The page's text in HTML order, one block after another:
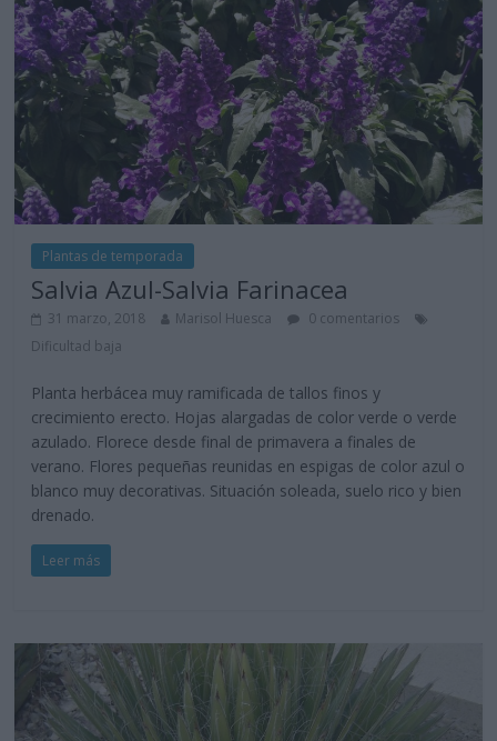
Plantas de temporada
Salvia Azul-Salvia Farinacea
31 marzo, 2018 Marisol Huesca
0 comentarios
Dificultad baja
Planta herbácea muy ramificada de tallos finos y
crecimiento erecto. Hojas alargadas de color verde o verde
azulado. Florece desde final de primavera a finales de
verano. Flores pequeñas reunidas en espigas de color azul o
blanco muy decorativas. Situación soleada, suelo rico y bien
drenado.
Leer más